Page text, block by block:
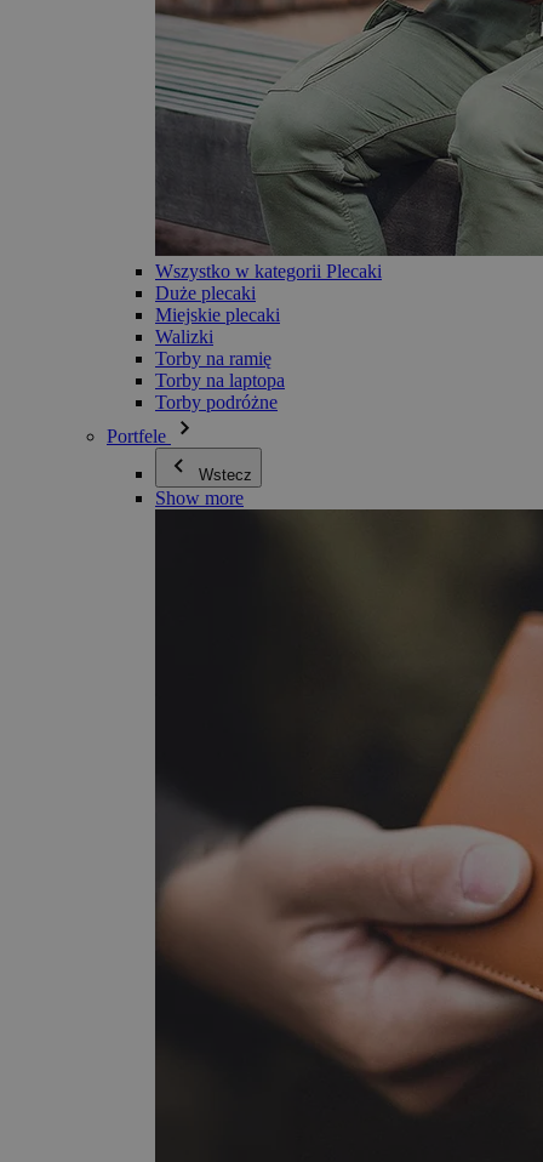
Wszystko w kategorii Plecaki
Duże plecaki
Miejskie plecaki
Walizki
Torby na ramię
Torby na laptopa
Torby podróżne
Portfele
Wstecz
Show more